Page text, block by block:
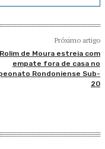
Próximo artigo
Rolim de Moura estreia com
empate fora de casa no
Rondoniense Sub-
20